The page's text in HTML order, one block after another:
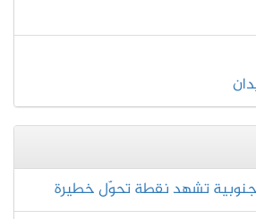
تشهد نقطة تحوّل خطيرة